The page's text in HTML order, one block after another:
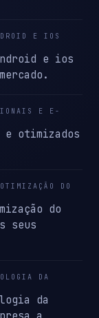
E IOS
e ios
E E-
e otimizados
DO
do
seus
DA
da